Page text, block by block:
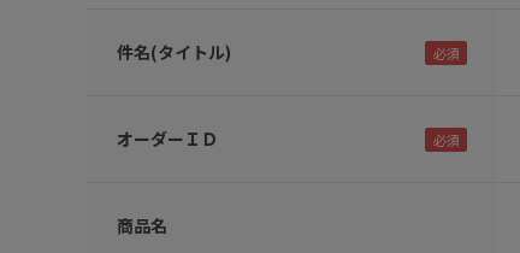
件名(タイトル)
オーダーＩＤ
商品名